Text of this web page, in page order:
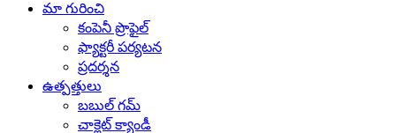
మా గురించి
కంపెనీ ప్రొఫైల్
ఫ్యాక్టరీ పర్యటన
ప్రదర్శన
ఉత్పత్తులు
బబుల్ గమ్
చాక్లెట్ క్యాండీ